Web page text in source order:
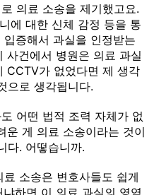
의료 소송을 제기했고요.
에 대한 신체 감정 등을 통
증해서 과실을 인정받는
사건에서 병원은 의료 과실
CCTV가 없었다면 제 생각
으로 생각됩니다.
어떤 법적 조력 자체가 없
운 게 의료 소송이라는 것이
다. 어떻습니까.
소송은 변호사들도 쉽게
하면 이 의료 과실의 영역